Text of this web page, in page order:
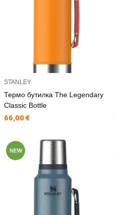
STANLEY
Термо бутилка The Legendary
Classic Bottle
Текуща цена:
66,00 €
NEW